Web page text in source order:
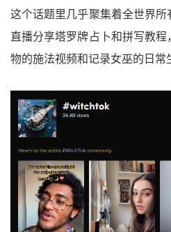
这个话题里几乎聚集着全世界
直播分享塔罗牌占卜和拼写教
物的施法视频和记录女巫的日常